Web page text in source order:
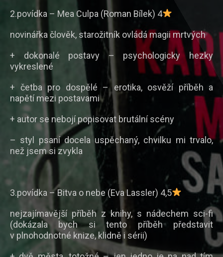
2.povídka – Mea Culpa (Roman Bílek) 4
novinářka člověk, starožitník ovládá magii mrtvých
+ dokonalé postavy – psychologicky hezky
vykreslené
+ četba pro dospělé – erotika, osvěží příběh a
napětí mezi postavami
+ autor se nebojí popisovat brutální scény
– styl psaní docela uspěchaný, chvilku mi trvalo,
než jsem si zvykla
3.povídka – Bitva o nebe (Eva Lassler) 4,5
nejzajímavější příběh z knihy, s nádechem sci-fi
(dokázala bych si tento příběh představit
v plnohodnotné knize, klidně i sérii)